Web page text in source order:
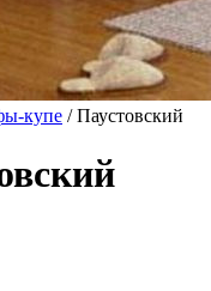
купе / Паустовский